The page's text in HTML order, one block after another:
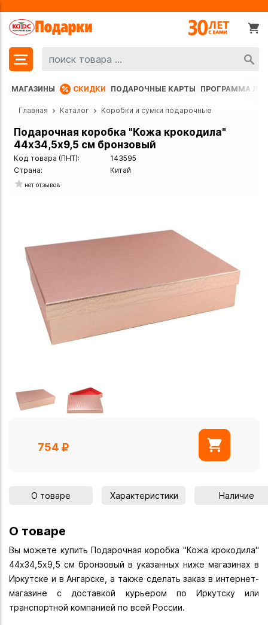
МАГАЗИНЫ СКИДКИ ПОДАРОЧНЫЕ КАРТЫ ПРОГРАММА
Главная Каталог Коробки и сумки подарочные
Подарочная коробка "Кожа крокодила"
44х34,5х9,5 см бронзовый
Код товара (ПНТ):
143595
Страна:
Китай
нет отзывов
754
О товаре Характеристики Наличие
О товаре
Вы можете купить Подарочная коробка "Кожа крокодила"
44х34,5х9,5 см бронзовый в указанных ниже магазинах в
Иркутске и в Ангарске, а также сделать заказ в интернет-
магазине с доставкой курьером по Иркутску или
транспортной компанией по всей России.